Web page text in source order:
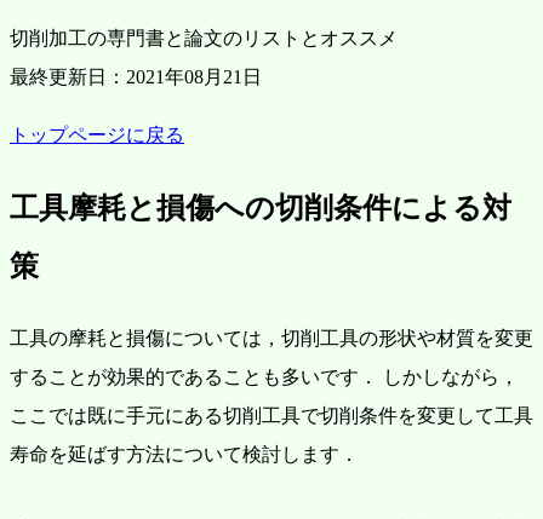
切削加工の専門書と論文のリストとオススメ
最終更新日：2021年08月21日
トップページに戻る
工具摩耗と損傷への切削条件による対
策
工具の摩耗と損傷については，切削工具の形状や材質を変更
することが効果的であることも多いです．
しかしながら，
ここでは既に手元にある切削工具で切削条件を変更して工具
寿命を延ばす方法について検討します．